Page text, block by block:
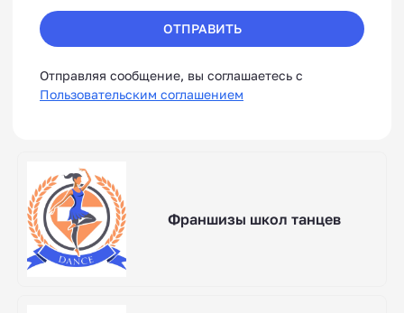
ОТПРАВИТЬ
Отправляя сообщение, вы соглашаетесь с
Пользовательским соглашением
Франшизы школ танцев